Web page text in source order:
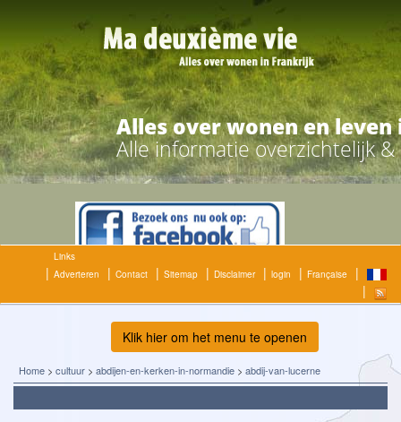
Alles over wonen en
Alle informatie overzichtelijk
Links
Adverteren
Contact Sitemap Disclaimer login Française
Klik hier om het menu te openen
Home > cultuur > abdijen-en-kerken-in-normandie > abdij-van-lucerne